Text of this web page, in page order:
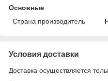
Основные
Страна производитель
Условия доставки
Доставка осуществляется